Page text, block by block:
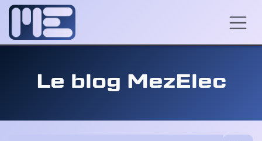
Se rendre au contenu
Le blog MezElec